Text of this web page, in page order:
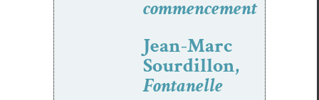
commencement
Jean-Marc
Sourdillon,
Fontanelle